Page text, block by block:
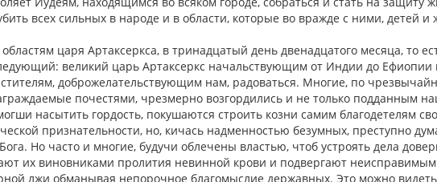
всех сильных в народе и в области, которые во вражде с ними, детей
царя Артаксеркса, в тринадцатый день двенадцатого месяца, то
великий царь Артаксеркс начальствующим от Индии до Ефиопии
доброжелательствующим нам, радоваться. Многие, по
почестями, чрезмерно возгордились и не только подданным
насытить гордость, покушаются строить козни самим благодетелям
признательности, но, кичась надменностью безумных, преступно
Но часто и многие, будучи облечены властью, чтоб устроять дела
их виновниками пролития невинной крови и подвергают неисправимым
лжи обманывая непорочное благомыслие державных. Это можно видеть